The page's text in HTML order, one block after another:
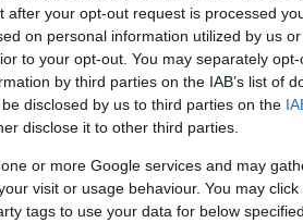
after your opt-out request is processed
on personal information utilized by us
to your opt-out. You may separately
by third parties on the IAB’s list of
disclosed by us to third parties on the
disclose it to other third parties.
or more Google services and may
visit or usage behaviour. You may
tags to use your data for below